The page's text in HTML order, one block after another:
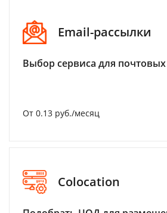
Email-рассылки
Выбор сервиса для
От 0.13 руб./месяц
Colocation